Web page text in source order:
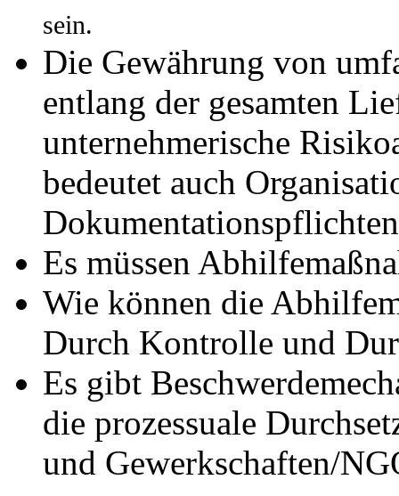
sein.
Die Gewährung von
entlang der gesamten
unternehmerische
bedeutet auch
Es müssen
Wie können die
Durch Kontrolle und
Es gibt
die prozessuale
und Gewerkschaften/